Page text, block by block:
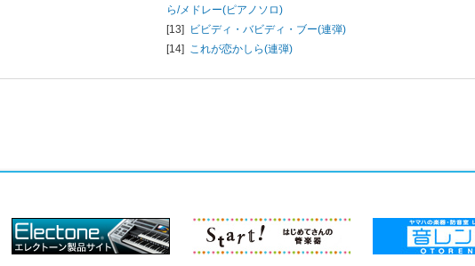
ら/メドレー(ピアノソロ)
[13] ビビディ・バビディ・ブー(連弾)
[14] これが恋かしら(連弾)